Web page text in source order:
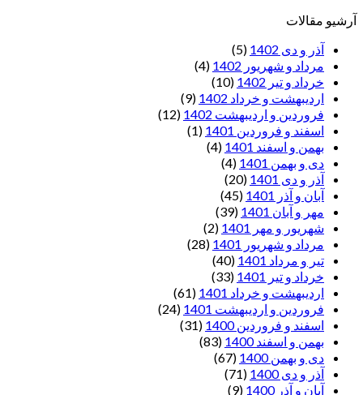
آرشیو مقالات
آذر و دی 1402
(5)
مرداد و شهریور 1402
(4)
خرداد و تیر 1402
(10)
اردیبهشت و خرداد 1402
(9)
فروردین و اردیبهشت 1402
(12)
اسفند و فروردین 1401
(1)
بهمن و اسفند 1401
(4)
دی و بهمن 1401
(4)
آذر و دی 1401
(20)
آبان و آذر 1401
(45)
مهر و آبان 1401
(39)
شهریور و مهر 1401
(2)
مرداد و شهریور 1401
(28)
تیر و مرداد 1401
(40)
خرداد و تیر 1401
(33)
اردیبهشت و خرداد 1401
(61)
فروردین و اردیبهشت 1401
(24)
اسفند و فروردین 1400
(31)
بهمن و اسفند 1400
(83)
دی و بهمن 1400
(67)
آذر و دی 1400
(71)
آبان و آذر 1400
(9)